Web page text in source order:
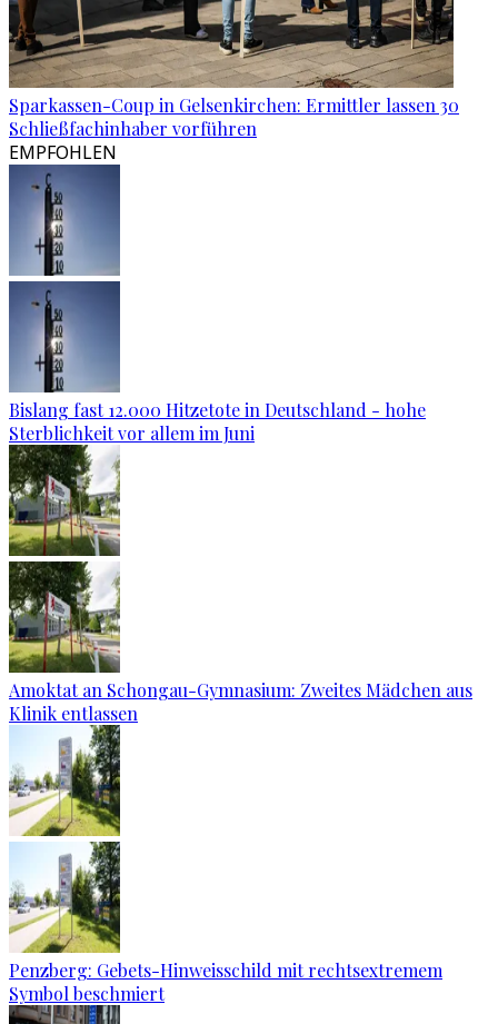
Sparkassen-Coup in Gelsenkirchen: Ermittler lassen 30
Schließfachinhaber vorführen
EMPFOHLEN
Bislang fast 12.000 Hitzetote in Deutschland - hohe
Sterblichkeit vor allem im Juni
Amoktat an Schongau-Gymnasium: Zweites Mädchen aus
Klinik entlassen
Penzberg: Gebets-Hinweisschild mit rechtsextremem
Symbol beschmiert